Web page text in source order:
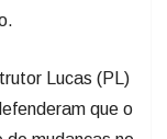
Lucas (PL)
que o